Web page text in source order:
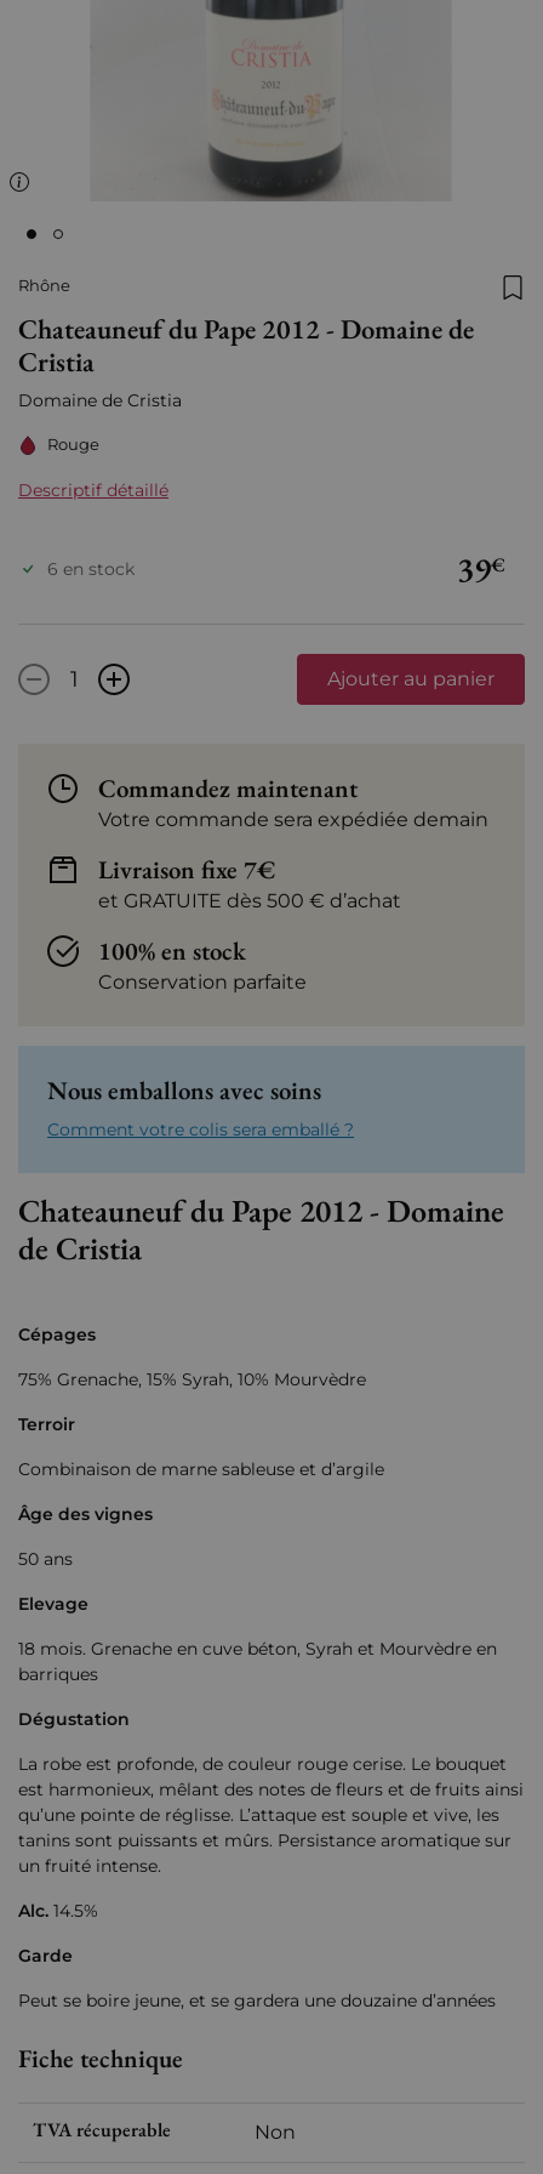
Rhône
Chateauneuf du Pape 2012 - Domaine de
Cristia
Domaine de Cristia
Rouge
Descriptif détaillé
39€
6 en stock
- + Ajouter au panier
Commandez maintenant
Votre commande sera expédiée demain
Livraison fixe 7€
et GRATUITE dès 500 € d’achat
100% en stock
Conservation parfaite
Nous emballons avec soins
Comment votre colis sera emballé ?
Chateauneuf du Pape 2012 - Domaine
de Cristia
Cépages
75% Grenache, 15% Syrah, 10% Mourvèdre
Terroir
Combinaison de marne sableuse et d’argile
Âge des vignes
50 ans
Elevage
18 mois. Grenache en cuve béton, Syrah et Mourvèdre en
barriques
Dégustation
La robe est profonde, de couleur rouge cerise. Le bouquet
est harmonieux, mêlant des notes de fleurs et de fruits ainsi
qu’une pointe de réglisse. L’attaque est souple et vive, les
tanins sont puissants et mûrs. Persistance aromatique sur
un fruité intense.
Alc. 14.5%
Garde
Peut se boire jeune, et se gardera une douzaine d’années
Fiche technique
TVA récuperable Non